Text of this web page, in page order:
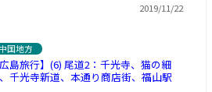
2019/11/22
中国地方
広島旅行】(6) 尾道2：千光寺、猫の細
千光寺新道、本通り商店街、福山駅